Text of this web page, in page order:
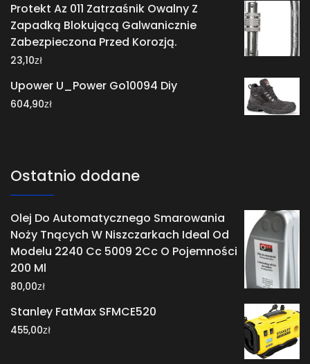
Protekt Az 011 Zatrzaśnik Owalny Z
Zapadką Blokującą Galwanicznie
Zabezpieczona Przed Korozją.
23,10zł
Upower U_Power Go10094 Diy
604,90zł
Ostatnio dodane
Olej Do Automatycznego Smarowania
Noży Tnących W Niszczarkach Ideal Od
Modelu 2240 Cc 5009 2Cc O Pojemności
200 Ml
80,00zł
Stanley FatMax SFMCE520
455,00zł